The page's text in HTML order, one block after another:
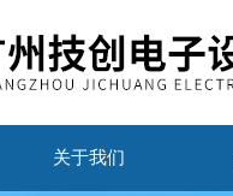
关于我们